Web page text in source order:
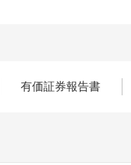
有価証券報告書